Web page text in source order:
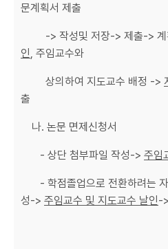
문계획서 제출
-> 작성및 저장-> 제출-> 계
인, 주임교수와
상의하여 지도교수 배정 ->
출
나. 논문 면제신청서
- 상단 첨부파일 작성-> 주임
- 학점졸업으로 전환하려는
성-> 주임교수 및 지도교수 날인-